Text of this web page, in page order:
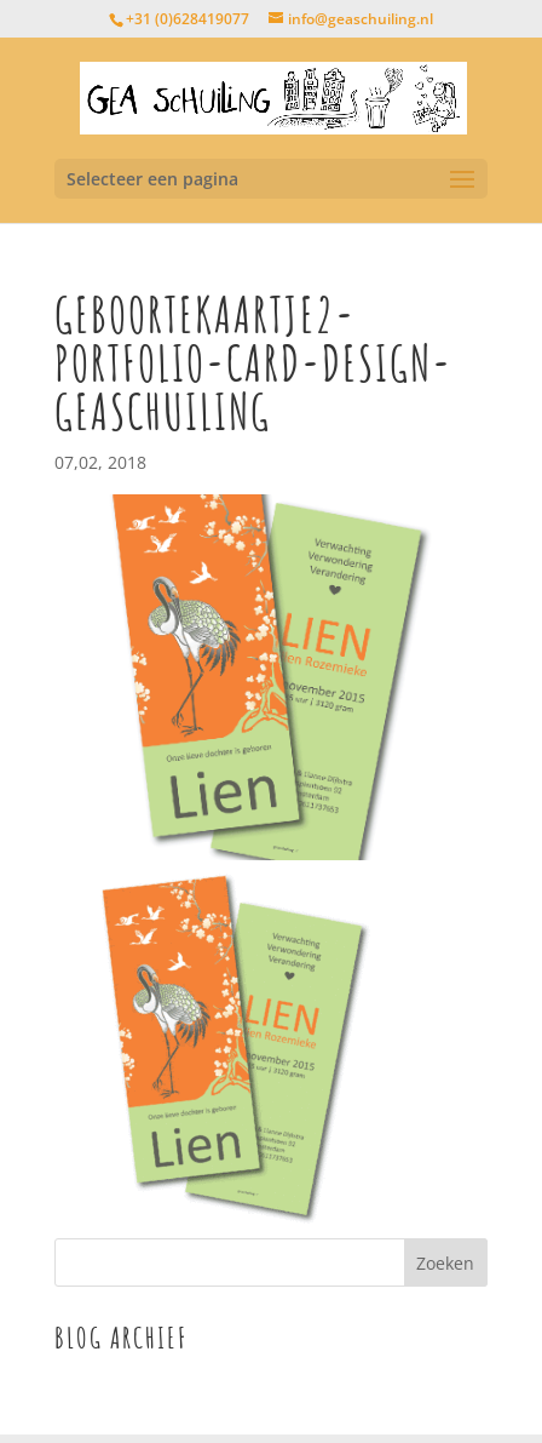
+31 (0)628419077 info@geaschuiling.nl
Selecteer een pagina
GEBOORTEKAARTJE2-
PORTFOLIO-CARD-DESIGN-
GEASCHUILING
07,02, 2018
BLOG ARCHIEF